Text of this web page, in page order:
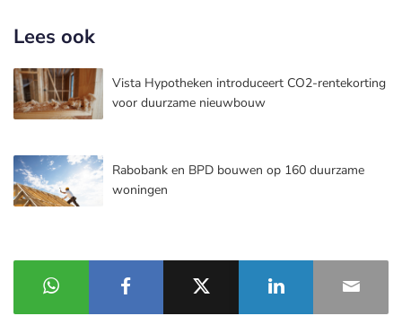
Lees ook
Vista Hypotheken introduceert CO2-rentekorting
voor duurzame nieuwbouw
Rabobank en BPD bouwen op 160 duurzame
woningen